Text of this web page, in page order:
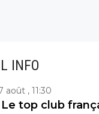
INFO
août , 11:30
Le top club